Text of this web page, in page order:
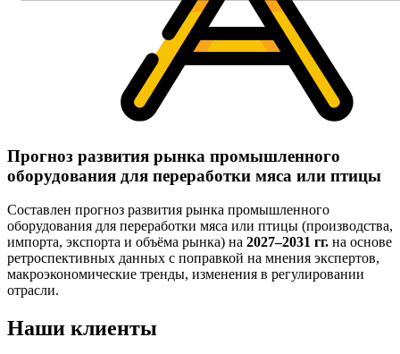
Прогноз развития рынка промышленного
оборудования для переработки мяса или птицы
Составлен прогноз развития рынка промышленного
оборудования для переработки мяса или птицы (производства,
импорта, экспорта и объёма рынка) на 2027–2031 гг. на основе
ретроспективных данных с поправкой на мнения экспертов,
макроэкономические тренды, изменения в регулировании
отрасли.
Наши клиенты